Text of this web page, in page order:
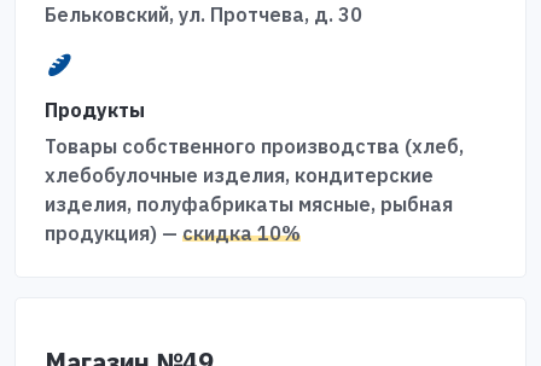
Бельковский, ул. Протчева, д. 30
Продукты
Товары собственного производства (хлеб,
хлебобулочные изделия, кондитерские
изделия, полуфабрикаты мясные, рыбная
продукция) — скидка 10%